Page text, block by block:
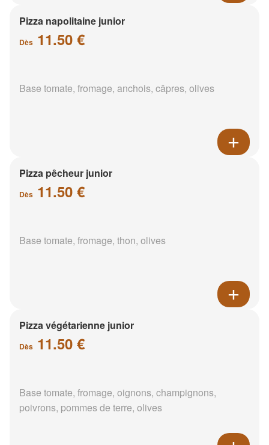
Pizza napolitaine junior
Dès 11.50 €
Base tomate, fromage, anchois, câpres, olives
Pizza pêcheur junior
Dès 11.50 €
Base tomate, fromage, thon, olives
Pizza végétarienne junior
Dès 11.50 €
Base tomate, fromage, oignons, champignons,
poivrons, pommes de terre, olives